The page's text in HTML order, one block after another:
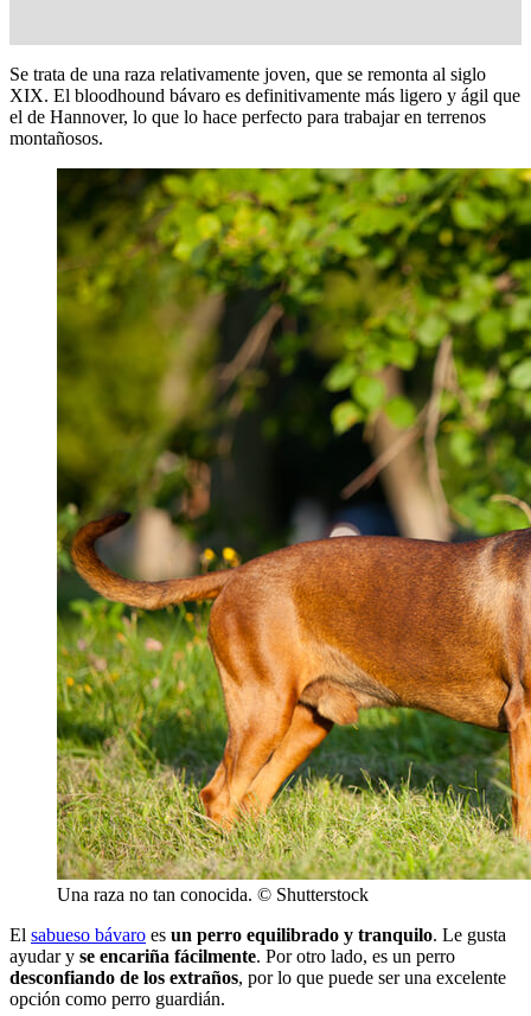
Se trata de una raza relativamente joven, que se remonta al siglo
XIX. El bloodhound bávaro es definitivamente más ligero y ágil que
el de Hannover, lo que lo hace perfecto para trabajar en terrenos
montañosos.
Una raza no tan conocida. © Shutterstock
El sabueso bávaro es un perro equilibrado y tranquilo. Le gusta
ayudar y se encariña fácilmente. Por otro lado, es un perro
desconfiando de los extraños, por lo que puede ser una excelente
opción como perro guardián.